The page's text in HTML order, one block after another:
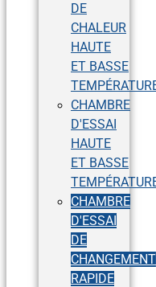
DE
CHALEUR
HAUTE
ET BASSE
CHAMBRE
D'ESSAI
HAUTE
ET BASSE
CHAMBRE
D'ESSAI
DE
CHANGEMENT
RAPIDE